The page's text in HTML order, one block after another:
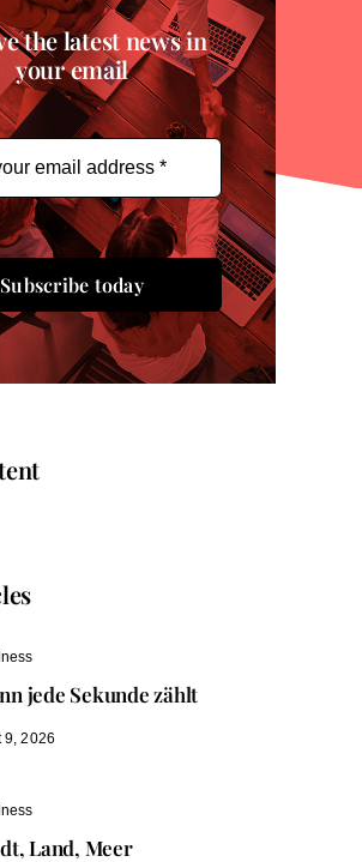
the latest news in
your email
Subscribe today
jede Sekunde zählt
9, 2026
Land, Meer